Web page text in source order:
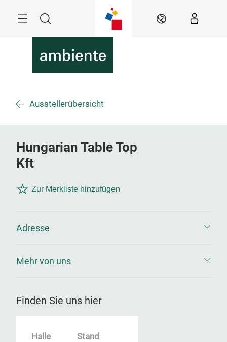
Suche DE
Ausstellerübersicht
Hungarian Table Top
Kft
Zur Merkliste hinzufügen
Adresse
Mehr von uns
Finden Sie uns hier
Halle Stand